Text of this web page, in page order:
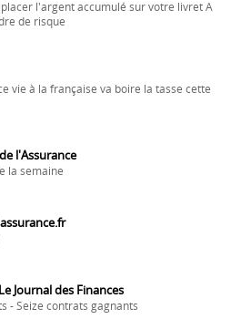
l'argent accumulé sur votre livret A
de risque
vie à la française va boire la tasse cette
l'Assurance
la semaine
Journal des Finances
- Seize contrats gagnants